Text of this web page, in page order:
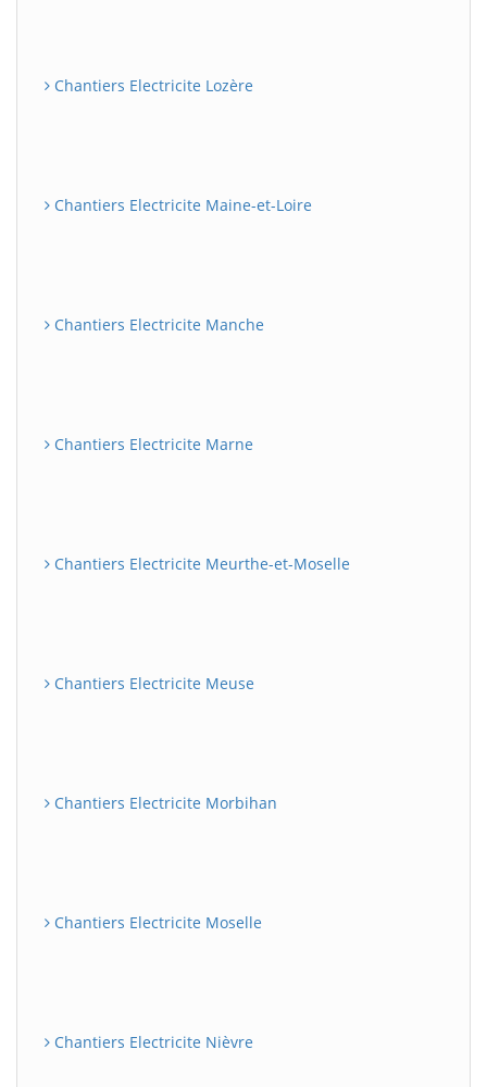
Chantiers Electricite Lozère
Chantiers Electricite Maine-et-Loire
Chantiers Electricite Manche
Chantiers Electricite Marne
Chantiers Electricite Meurthe-et-Moselle
Chantiers Electricite Meuse
Chantiers Electricite Morbihan
Chantiers Electricite Moselle
Chantiers Electricite Nièvre